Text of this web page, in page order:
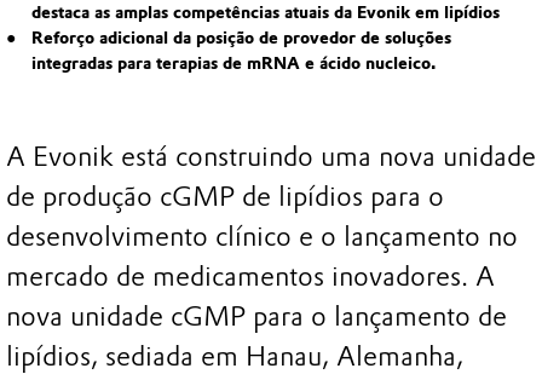
destaca as amplas competências atuais da Evonik em lipídios
Reforço adicional da posição de provedor de soluções
integradas para terapias de mRNA e ácido nucleico.
A Evonik está construindo uma nova unidade
de produção cGMP de lipídios para o
desenvolvimento clínico e o lançamento no
mercado de medicamentos inovadores. A
nova unidade cGMP para o lançamento de
lipídios, sediada em Hanau, Alemanha,